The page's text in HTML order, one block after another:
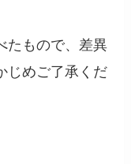
たもので、差異
じめご了承くだ